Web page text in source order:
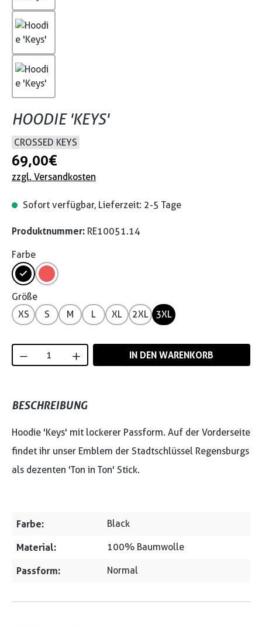
HOODIE 'KEYS'
CROSSED KEYS
69,00 €
zzgl. Versandkosten
Sofort verfügbar, Lieferzeit: 2-5 Tage
Produktnummer: RE10051.14
Farbe
Größe
XS
S M L XL 2XL 3XL
Produkt Anzahl: Gib den gewünschten
IN DEN WARENKORB
BESCHREIBUNG
Hoodie 'Keys' mit lockerer Passform. Auf der Vorderseite
findet ihr unser Emblem der Stadtschlüssel Regensburgs
als dezenten 'Ton in Ton' Stick.
Farbe: Black
Material: 100% Baumwolle
Passform: Normal